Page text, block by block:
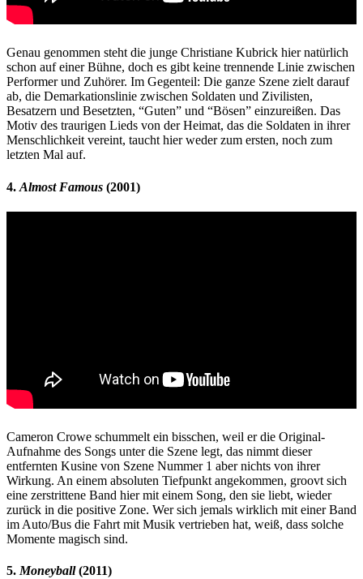
Genau genommen steht die junge Christiane Kubrick hier natürlich
schon auf einer Bühne, doch es gibt keine trennende Linie zwischen
Performer und Zuhörer. Im Gegenteil: Die ganze Szene zielt darauf
ab, die Demarkationslinie zwischen Soldaten und Zivilisten,
Besatzern und Besetzten, “Guten” und “Bösen” einzureißen. Das
Motiv des traurigen Lieds von der Heimat, das die Soldaten in ihrer
Menschlichkeit vereint, taucht hier weder zum ersten, noch zum
letzten Mal auf.
4. Almost Famous (2001)
Cameron Crowe schummelt ein bisschen, weil er die Original-
Aufnahme des Songs unter die Szene legt, das nimmt dieser
entfernten Kusine von Szene Nummer 1 aber nichts von ihrer
Wirkung. An einem absoluten Tiefpunkt angekommen, groovt sich
eine zerstrittene Band hier mit einem Song, den sie liebt, wieder
zurück in die positive Zone. Wer sich jemals wirklich mit einer Band
im Auto/Bus die Fahrt mit Musik vertrieben hat, weiß, dass solche
Momente magisch sind.
5. Moneyball(2011)